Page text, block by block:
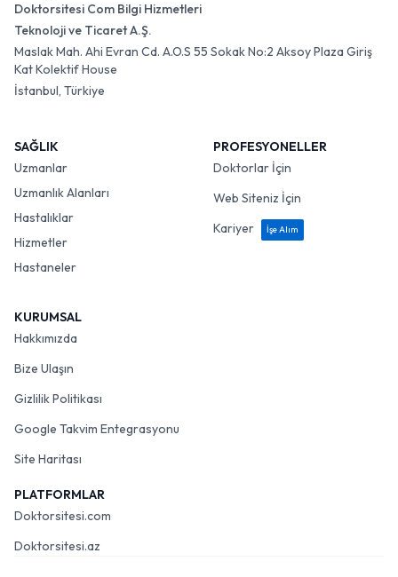
Doktorsitesi Com Bilgi Hizmetleri
Teknoloji ve Ticaret A.Ş.
Maslak Mah. Ahi Evran Cd. A.O.S 55 Sokak No:2 Aksoy Plaza Giriş
Kat Kolektif House
İstanbul, Türkiye
SAĞLIK
Uzmanlar
Uzmanlık Alanları
Hastalıklar
Hizmetler
Hastaneler
PROFESYONELLER
Doktorlar İçin
Web Siteniz İçin
Kariyer
İşe Alım
KURUMSAL
Hakkımızda
Bize Ulaşın
Gizlilik Politikası
Google Takvim Entegrasyonu
Site Haritası
PLATFORMLAR
Doktorsitesi.com
Doktorsitesi.az